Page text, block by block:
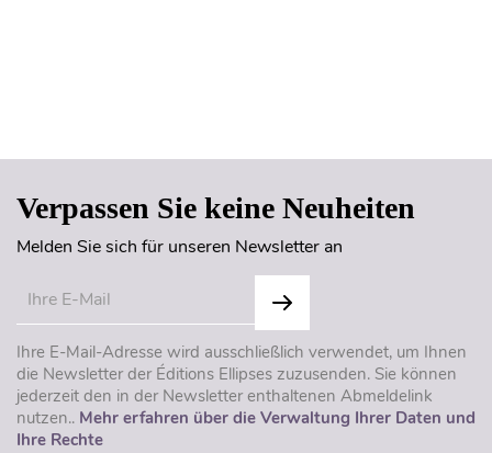
Verpassen Sie keine Neuheiten
Melden Sie sich für unseren Newsletter an
Ihre E-Mail-Adresse wird ausschließlich verwendet, um Ihnen
die Newsletter der Éditions Ellipses zuzusenden. Sie können
jederzeit den in der Newsletter enthaltenen Abmeldelink
nutzen.. Mehr erfahren über die Verwaltung Ihrer Daten und
Ihre Rechte